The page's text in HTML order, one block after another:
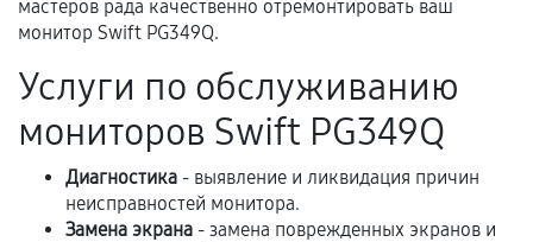
Естественный износ деталей, если иное не
предусмотрено отдельно.
Обращение после окончания гарантийного
срока.
Программные сбои, если это не указано в
отдельных условиях.
мастеров рада качественно отремонтировать ваш
монитор Swift PG349Q.
Услуги по обслуживанию
мониторов Swift PG349Q
Диагностика - выявление и ликвидация причин
неисправностей монитора.
Замена экрана - замена поврежденных экранов и